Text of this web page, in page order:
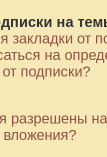
на
закладки от
на
подписки?
разрешены
вложения?